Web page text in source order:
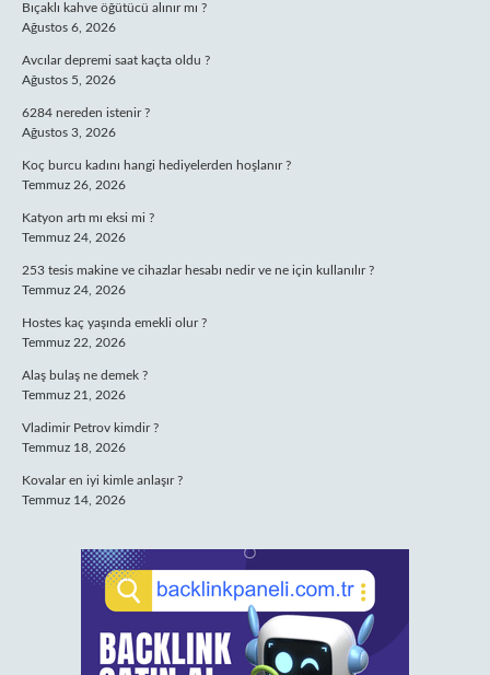
Bıçaklı kahve öğütücü alınır mı ?
Ağustos 6, 2026
Avcılar depremi saat kaçta oldu ?
Ağustos 5, 2026
6284 nereden istenir ?
Ağustos 3, 2026
Koç burcu kadını hangi hediyelerden hoşlanır ?
Temmuz 26, 2026
Katyon artı mı eksi mi ?
Temmuz 24, 2026
253 tesis makine ve cihazlar hesabı nedir ve ne için kullanılır ?
Temmuz 24, 2026
Hostes kaç yaşında emekli olur ?
Temmuz 22, 2026
Alaş bulaş ne demek ?
Temmuz 21, 2026
Vladimir Petrov kimdir ?
Temmuz 18, 2026
Kovalar en iyi kimle anlaşır ?
Temmuz 14, 2026